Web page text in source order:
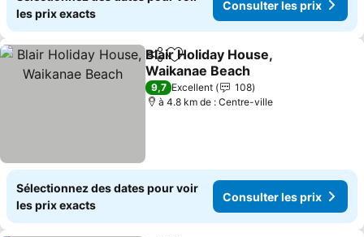
les prix exacts
Consulter les prix
PartagerAjouter à mes favoris
Blair Holiday House,
Waikanae Beach
Consulter les prix
9,7 Excellent
108
à 4.8 km de : Centre-ville
Sélectionnez des dates pour voir
les prix exacts
Consulter les prix